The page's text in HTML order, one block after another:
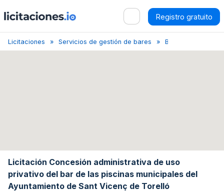
Registro gratuito
Licitaciones Servicios de gestión de bares Barcelona
Licitación Concesión administrativa de uso
privativo del bar de las piscinas municipales del
Ayuntamiento de Sant Vicenç de Torelló